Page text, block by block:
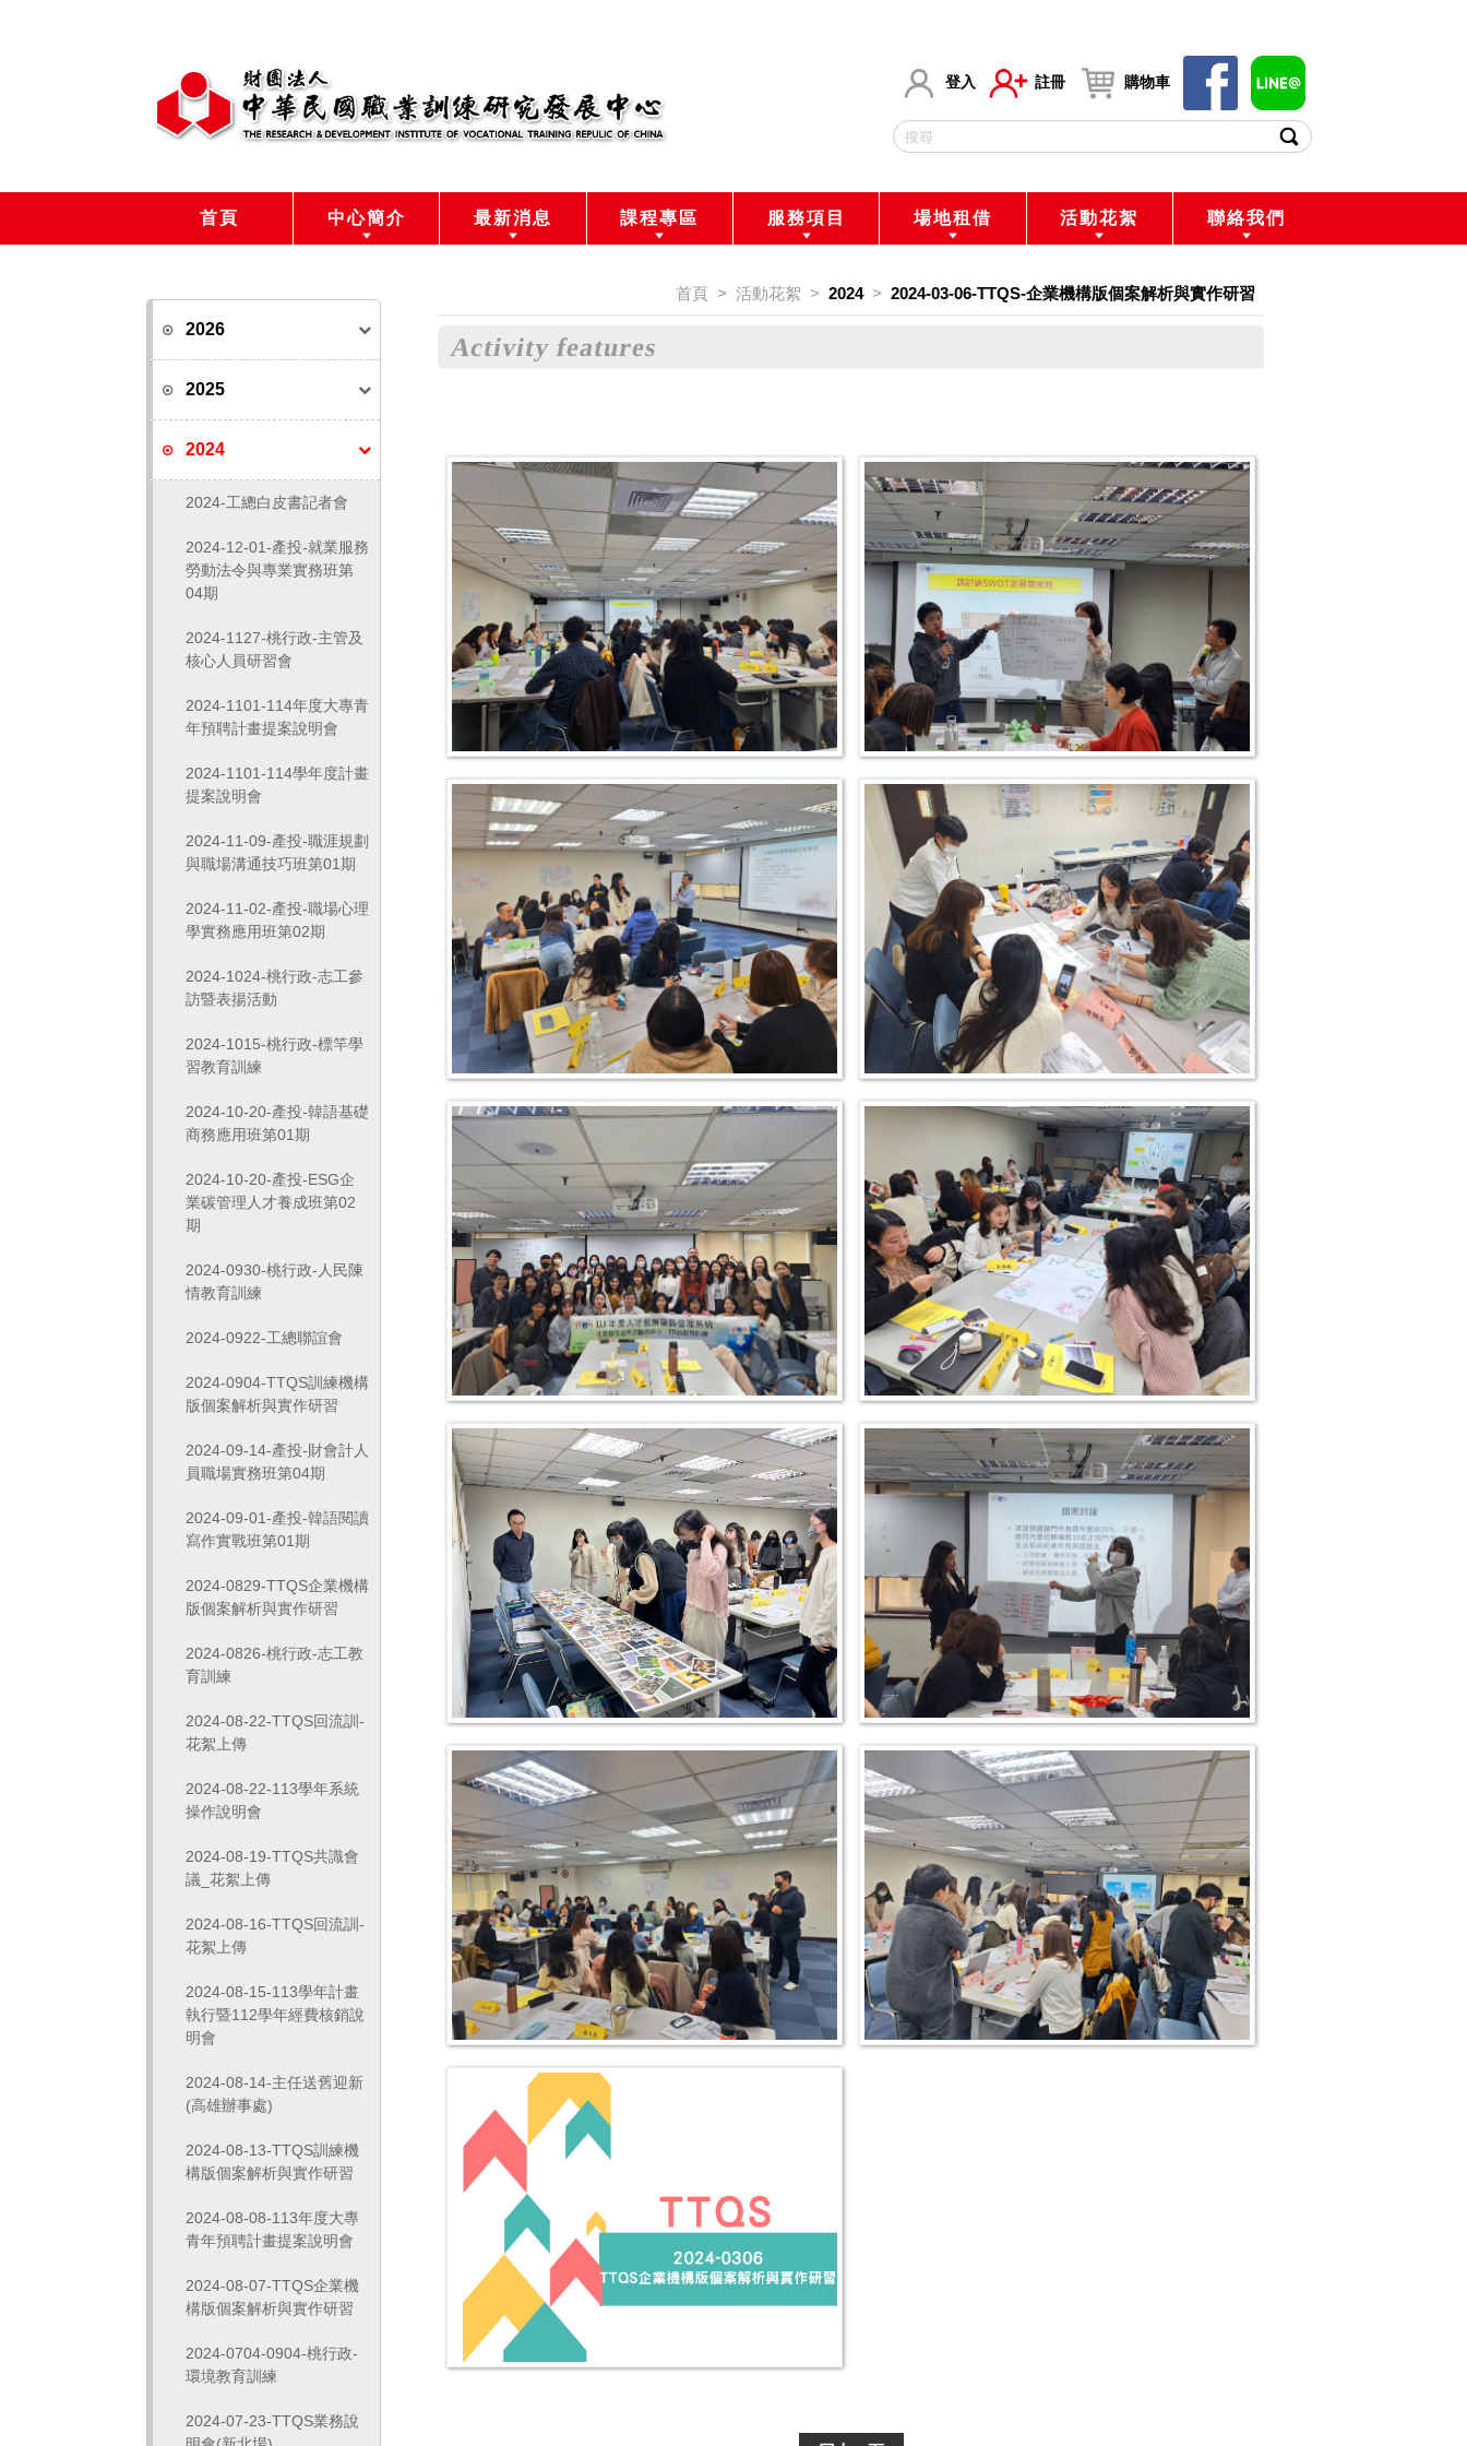
登入 註冊 購物車
首頁 中心簡介 最新消息 課程專區 服務項目 場地租借 活動花絮 聯絡我們
2026
2025
2024
2024-工總白皮書記者會
2024-12-01-產投-就業服務
勞動法令與專業實務班第
04期
2024-1127-桃行政-主管及
核心人員研習會
2024-1101-114年度大專青
年預聘計畫提案說明會
2024-1101-114學年度計畫
提案說明會
2024-11-09-產投-職涯規劃
與職場溝通技巧班第01期
2024-11-02-產投-職場心理
學實務應用班第02期
2024-1024-桃行政-志工參
訪暨表揚活動
2024-1015-桃行政-標竿學
習教育訓練
2024-10-20-產投-韓語基礎
商務應用班第01期
2024-10-20-產投-ESG企
業碳管理人才養成班第02
期
2024-0930-桃行政-人民陳
情教育訓練
2024-0922-工總聯誼會
2024-0904-TTQS訓練機構
版個案解析與實作研習
2024-09-14-產投-財會計人
員職場實務班第04期
2024-09-01-產投-韓語閱讀
寫作實戰班第01期
2024-0829-TTQS企業機構
版個案解析與實作研習
2024-0826-桃行政-志工教
育訓練
2024-08-22-TTQS回流訓-
花絮上傳
2024-08-22-113學年系統
操作說明會
2024-08-19-TTQS共識會
議_花絮上傳
2024-08-16-TTQS回流訓-
花絮上傳
2024-08-15-113學年計畫
執行暨112學年經費核銷說
明會
2024-08-14-主任送舊迎新
(高雄辦事處)
2024-08-13-TTQS訓練機
構版個案解析與實作研習
2024-08-08-113年度大專
青年預聘計畫提案說明會
2024-08-07-TTQS企業機
構版個案解析與實作研習
2024-0704-0904-桃行政-
環境教育訓練
2024-07-23-TTQS業務說
首頁 > 活動花絮 > 2024 > 2024-03-06-TTQS-企業機構版個案解析與實作研習
Activity features